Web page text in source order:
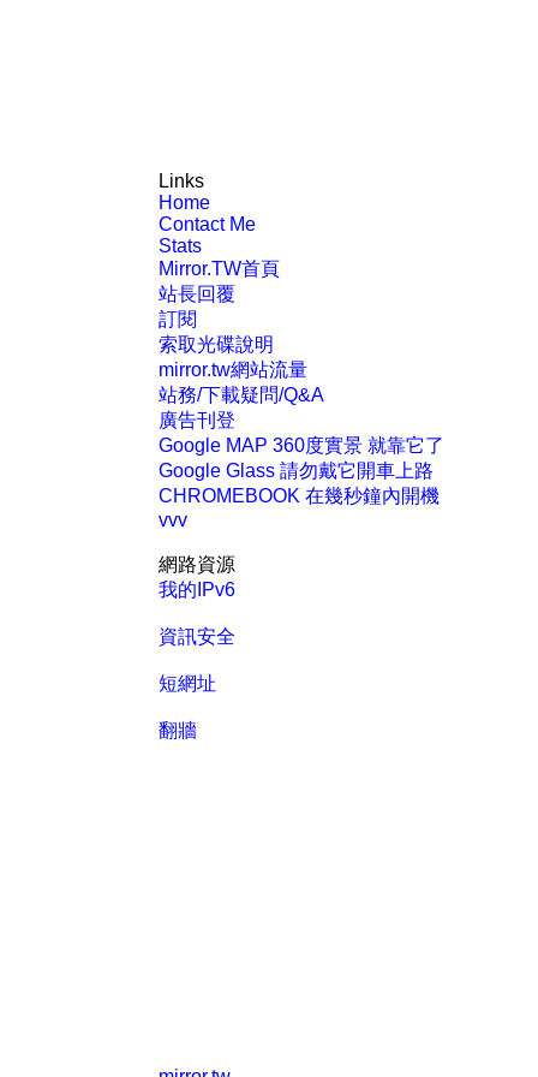
Links
Home
Contact Me
Stats
Mirror.TW首頁
站長回覆
訂閱
索取光碟說明
mirror.tw網站流量
站務/下載疑問/Q&A
廣告刊登
Google MAP 360度實景 就靠它了
Google Glass 請勿戴它開車上路
CHROMEBOOK 在幾秒鐘內開機
vvv
網路資源
我的IPv6
資訊安全
短網址
翻牆